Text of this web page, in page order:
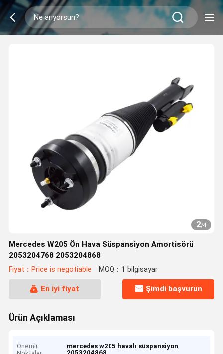
2/4
Mercedes W205 Ön Hava Süspansiyon Amortisörü
2053204768 2053204868
Fiyat：Price is negotiable MOQ：1 bilgisayar
En iyi fiyat Şimdi başvurun
Ürün Açıklaması
Önemli
mercedes w205 havalı süspansiyon
2053204868